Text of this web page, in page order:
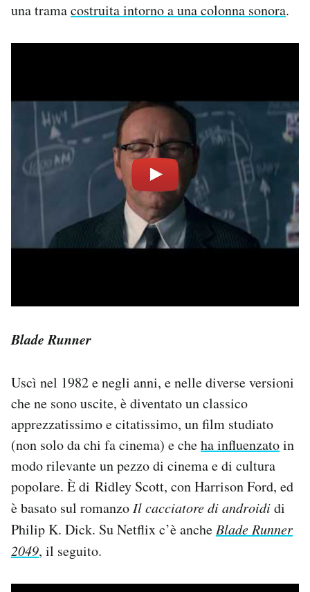
una tramacostruita intorno a una colonna sonora.
Blade Runner
Uscì nel 1982 e negli anni, e nelle diverse versioni
che ne sono uscite, è diventato un classico
apprezzatissimo e citatissimo, un film studiato
(non solo da chi fa cinema) e cheha influenzatoin
modo rilevante un pezzo di cinema e di cultura
popolare. È di Ridley Scott, con Harrison Ford, ed
è basato sul romanzoIl cacciatore di androididi
Philip K. Dick. Su Netflix c’è ancheBlade Runner
2049, il seguito.